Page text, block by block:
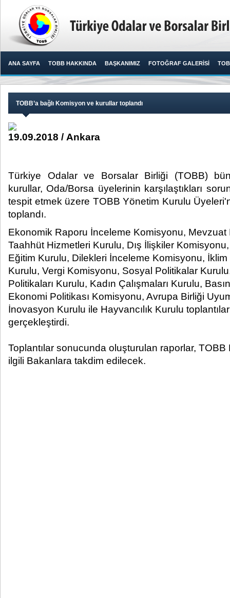
ANA SAYFA TOBB HAKKINDA BAŞKANIMIZ FOTOĞRAF GALERİSİ
TOBB’a bağlı Komisyon ve kurullar toplandı
19.09.2018 / Ankara
Türkiye Odalar ve Borsalar Birliği (TOBB)
kurullar, Oda/Borsa üyelerinin karşılaştıkları
tespit etmek üzere TOBB Yönetim Kurulu
toplandı.​​
Ekonomik Raporu İnceleme Komisyonu,
Taahhüt Hizmetleri Kurulu, Dış İlişkiler
Eğitim Kurulu, Dilekleri İnceleme Komisyonu,
Kurulu, Vergi Komisyonu, Sosyal Politikalar
Politikaları Kurulu, Kadın Çalışmaları Kurulu,
Ekonomi Politikası Komisyonu, Avrupa Birliği
İnovasyon Kurulu ile Hayvancılık Kurulu
gerçekleştirdi.
Toplantılar sonucunda oluşturulan raporlar, TOBB
ilgili Bakanlara takdim edilecek.